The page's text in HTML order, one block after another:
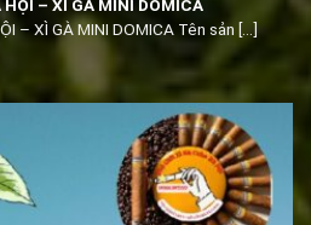
– XÌ GÀ MINI DOMICA
– XÌ GÀ MINI DOMICA Tên sản [...]